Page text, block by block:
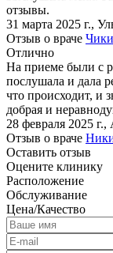
отзывы.
31 марта 2025 г.,
Отзыв о враче
Отлично
На приеме были с
послушала и дала
что происходит, и
добрая и
28 февраля 2025 г.,
Отзыв о враче
Оставить отзыв
Оцените клинику
Расположение
Обслуживание
Цена/Качество